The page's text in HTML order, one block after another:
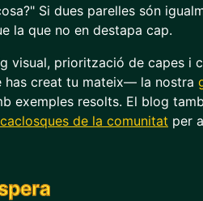
Si dues parelles són
la que no en destapa cap.
visual, priorització de capes i
has creat tu mateix— la nostra
exemples resolts. El blog
de la comunitat per